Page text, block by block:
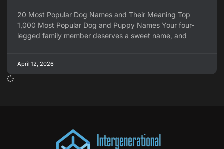
20 Most Popular Dog Names and Their Meaning Top
1,000 Most Popular Dog and Puppy Names Your four-
legged family member deserves a sweet name, and
April 12, 2026